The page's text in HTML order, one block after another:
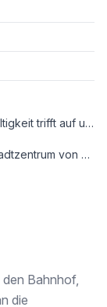
Wohnen im Herzen von Mistelbach – Nachhaltigkeit trifft auf urbanes Leben.
Kosten, schont die Umwelt und fördert das gesunde Leben.
Wohnungen
Bahnhof,
die